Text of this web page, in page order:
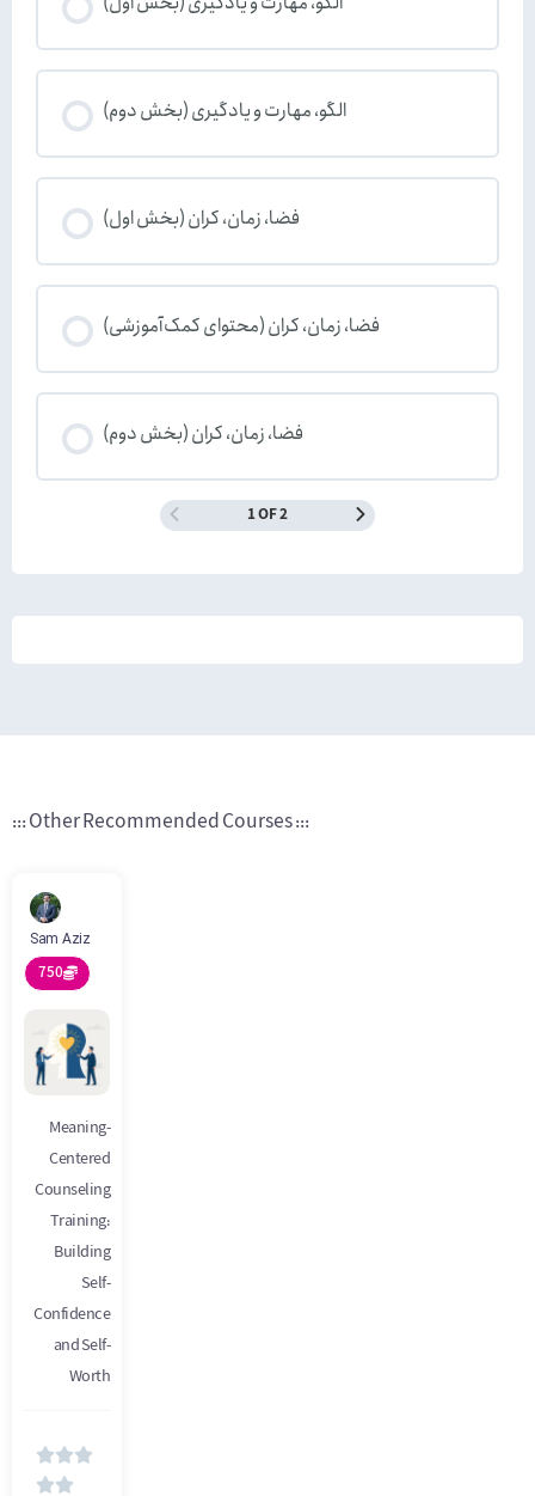
الگو، مهارت و یادگیری (بخش دوم)
فضا، زمان، کران (بخش اول)
فضا، زمان، کران (محتوای کمک‌آموزشی)
فضا، زمان، کران (بخش دوم)
1 OF 2
::: Other Recommended Courses :::
Sam Aziz
750
Meaning-
Centered
Counseling
Training:
Building
Self-
Confidence
and Self-
Worth

